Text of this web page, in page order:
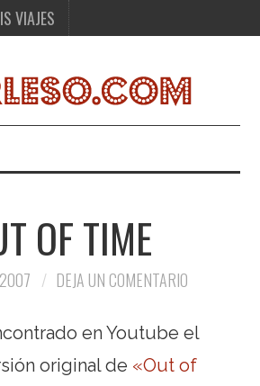
VIAJES
OF TIME
DEJA UN COMENTARIO
en Youtube el
original de «Out of